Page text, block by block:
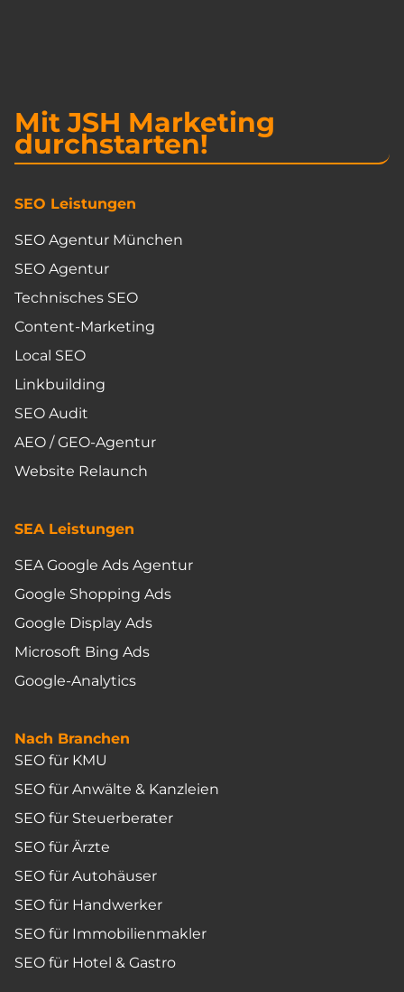
Mit JSH Marketing
durchstarten!
SEO Leistungen
SEO Agentur München
SEO Agentur
Technisches SEO
Content-Marketing
Local SEO
Linkbuilding
SEO Audit
AEO / GEO-Agentur
Website Relaunch
SEA Leistungen
SEA Google Ads Agentur
Google Shopping Ads
Google Display Ads
Microsoft Bing Ads
Google-Analytics
Nach Branchen
SEO für KMU
SEO für Anwälte & Kanzleien
SEO für Steuerberater
SEO für Ärzte
SEO für Autohäuser
SEO für Handwerker
SEO für Immobilienmakler
SEO für Hotel & Gastro